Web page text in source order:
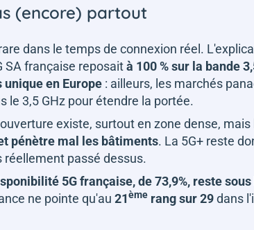
(encore) partout
dans le temps de connexion réel.
SA française reposaità 100 % sur la bande
unique en Europe : ailleurs, les marchés
le 3,5 GHz pour étendre la portée.
existe, surtout en zone dense, mais
pénètre mal les bâtiments. La 5G+ reste
passé dessus.
5G française, de 73,9%, reste sous
ne pointe qu'au 21ème rang sur 29dans